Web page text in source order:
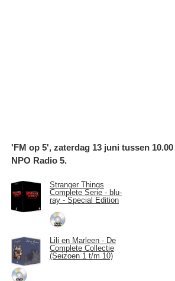
'FM op 5', zaterdag 13 juni tussen
NPO Radio 5.
Stranger Things
Complete Serie - blu-
ray - Special Edition
Lili en Marleen - De
Complete Collectie
(Seizoen 1 t/m 10)